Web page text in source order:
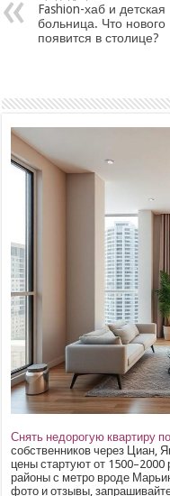
Fashion-хаб и детская
больница. Что нового
появится в столице?
Снять недорогую квартиру
собственников через Циан,
цены стартуют от
районы с метро вроде
фото и отзывы,